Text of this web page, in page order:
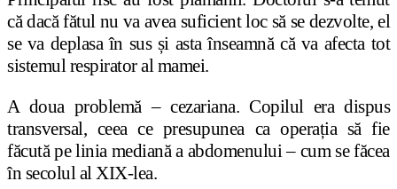
că dacă fătul nu va avea suficient loc să se dezvolte, el
se va deplasa în sus și asta înseamnă că va afecta tot
sistemul respirator al mamei.
A doua problemă – cezariana. Copilul era dispus
transversal, ceea ce presupunea ca operația să fie
făcută pe linia mediană a abdomenului – cum se făcea
în secolul al XIX-lea.